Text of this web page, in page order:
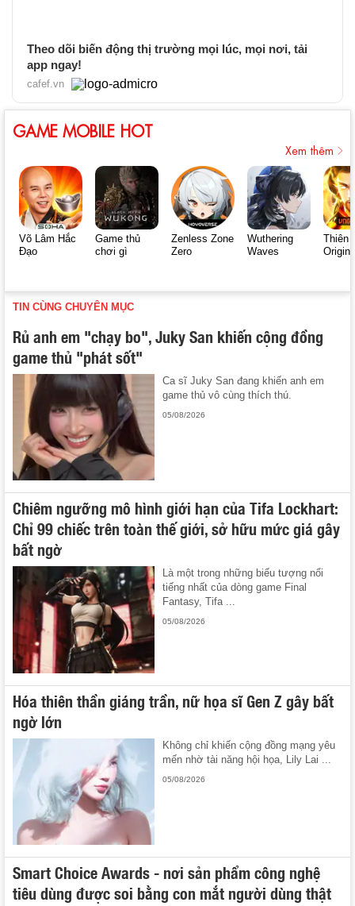
Theo dõi biến động thị trường mọi lúc, mọi nơi, tải
app ngay!
cafef.vn
GAME MOBILE HOT
Xem thêm
Võ Lâm Hắc
Đạo
Game thủ
chơi gì
Zenless Zone
Zero
Wuthering
Waves
Thiên
Origin
TIN CÙNG CHUYÊN MỤC
Rủ anh em "chạy bo", Juky San khiến cộng đồng
game thủ "phát sốt"
Ca sĩ Juky San đang khiến anh em
game thủ vô cùng thích thú.
05/08/2026
Chiêm ngưỡng mô hình giới hạn của Tifa Lockhart:
Chỉ 99 chiếc trên toàn thế giới, sở hữu mức giá gây
bất ngờ
Là một trong những biểu tượng nổi
tiếng nhất của dòng game Final
Fantasy, Tifa ...
05/08/2026
Hóa thiên thần giáng trần, nữ họa sĩ Gen Z gây bất
ngờ lớn
Không chỉ khiến cộng đồng mạng yêu
mến nhờ tài năng hội họa, Lily Lai ...
05/08/2026
Smart Choice Awards - nơi sản phẩm công nghệ
tiêu dùng được soi bằng con mắt người dùng thật